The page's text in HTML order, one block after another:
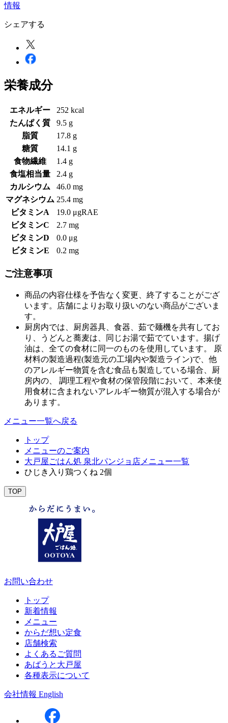
情報
シェアする
栄養成分
エネルギー
252 kcal
たんぱく質
9.5 g
脂質
17.8 g
糖質
14.1 g
食物繊維
1.4 g
食塩相当量
2.4 g
カルシウム
46.0 mg
マグネシウム 25.4 mg
ビタミンA
19.0 μgRAE
ビタミンC
2.7 mg
ビタミンD
0.0 μg
ビタミンE
0.2 mg
ご注意事項
商品の内容仕様を予告なく変更、終了することがござ
います。店舗によりお取り扱いのない商品がございま
す。
厨房内では、厨房器具、食器、茹で麺機を共有してお
り、うどんと蕎麦は、同じお湯で茹でています。揚げ
油は、全ての食材に同一のものを使用しています。 原
材料の製造過程(製造元の工場内や製造ライン)で、他
のアレルギー物質を含む食品も製造している場合、厨
房内の、 調理工程や食材の保管段階において、本来使
用食材に含まれないアレルギー物質が混入する場合が
あります。
メニュー一覧へ戻る
トップ
メニューのご案内
大戸屋ごはん処 泉北パンジョ店メニュー一覧
ひじき入り鶏つくね 2個
TOP
お問い合わせ
トップ
新着情報
メニュー
からだ想い定食
店舗検索
よくあるご質問
あばうと大戸屋
各種表示について
会社情報 English